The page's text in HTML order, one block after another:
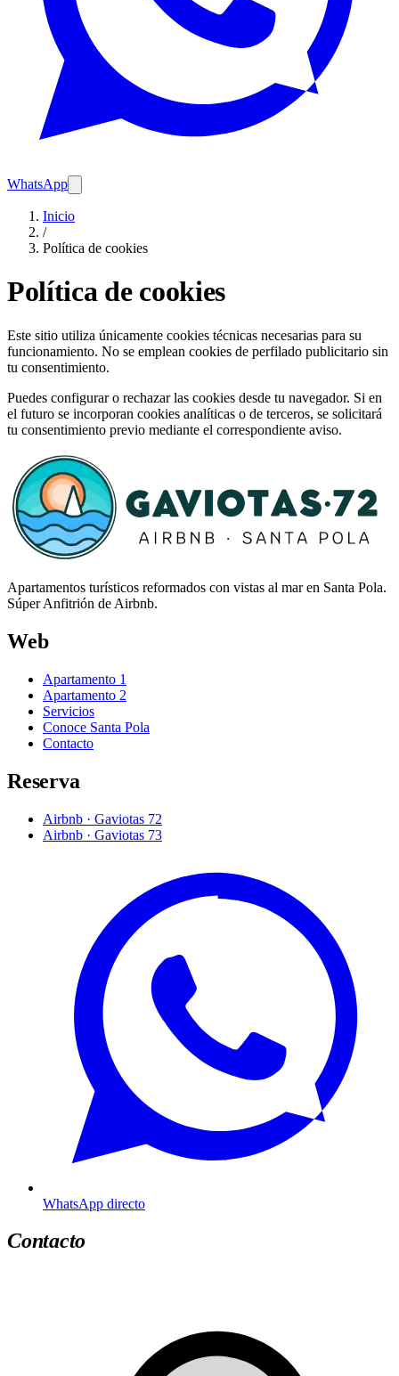
WhatsApp
Inicio
/
Política de cookies
Política de cookies
Este sitio utiliza únicamente cookies técnicas necesarias para su
funcionamiento. No se emplean cookies de perfilado publicitario sin
tu consentimiento.
Puedes configurar o rechazar las cookies desde tu navegador. Si en
el futuro se incorporan cookies analíticas o de terceros, se solicitará
tu consentimiento previo mediante el correspondiente aviso.
Apartamentos turísticos reformados con vistas al mar en Santa Pola.
Súper Anfitrión de Airbnb.
Web
Apartamento 1
Apartamento 2
Servicios
Conoce Santa Pola
Contacto
Reserva
Airbnb · Gaviotas 72
Airbnb · Gaviotas 73
WhatsApp directo
Contacto